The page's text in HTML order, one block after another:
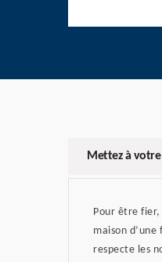
Mettez à
Pour être fier,
maison
respecte les